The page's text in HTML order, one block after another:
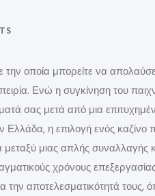
οποία μπορείτε να
Ενώ η συγκίνηση του
σας μετά από μια
Ελλάδα, η επιλογή ενός
μιας απλής συναλλαγής
χρόνους
την αποτελεσματικότητά τους,